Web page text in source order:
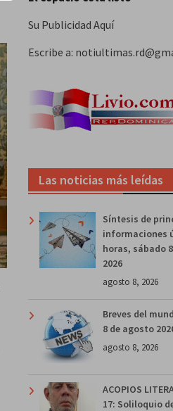
Su Publicidad Aquí
Escribe a:
Las noticias más leídas
Síntesis de
informaciones
horas, sábado
2026
agosto 8, 2026
Breves del
8 de agosto
agosto 8, 2026
ACOPIOS
17: Soliloquio